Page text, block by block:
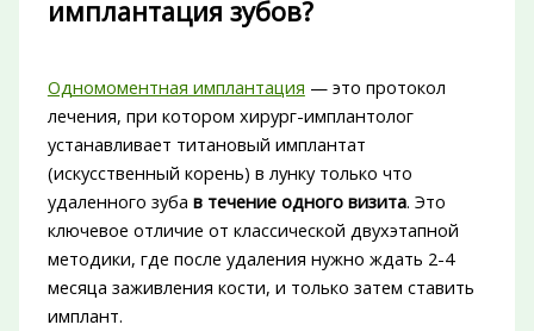
имплантация зубов?
Одномоментная имплантация — это протокол
лечения, при котором хирург-имплантолог
устанавливает титановый имплантат
(искусственный корень) в лунку только что
удаленного зуба в течение одного визита. Это
ключевое отличие от классической двухэтапной
методики, где после удаления нужно ждать 2-4
месяца заживления кости, и только затем ставить
имплант.